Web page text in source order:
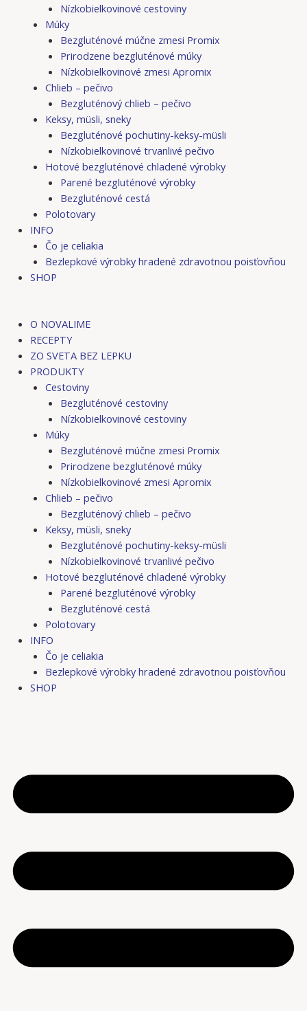
Nízkobielkovinové cestoviny
Múky
Bezgluténové múčne zmesi Promix
Prirodzene bezgluténové múky
Nízkobielkovinové zmesi Apromix
Chlieb – pečivo
Bezgluténový chlieb – pečivo
Keksy, müsli, sneky
Bezgluténové pochutiny-keksy-müsli
Nízkobielkovinové trvanlivé pečivo
Hotové bezgluténové chladené výrobky
Parené bezgluténové výrobky
Bezgluténové cestá
Polotovary
INFO
Čo je celiakia
Bezlepkové výrobky hradené zdravotnou poisťovňou
SHOP
O NOVALIME
RECEPTY
ZO SVETA BEZ LEPKU
PRODUKTY
Cestoviny
Bezgluténové cestoviny
Nízkobielkovinové cestoviny
Múky
Bezgluténové múčne zmesi Promix
Prirodzene bezgluténové múky
Nízkobielkovinové zmesi Apromix
Chlieb – pečivo
Bezgluténový chlieb – pečivo
Keksy, müsli, sneky
Bezgluténové pochutiny-keksy-müsli
Nízkobielkovinové trvanlivé pečivo
Hotové bezgluténové chladené výrobky
Parené bezgluténové výrobky
Bezgluténové cestá
Polotovary
INFO
Čo je celiakia
Bezlepkové výrobky hradené zdravotnou poisťovňou
SHOP